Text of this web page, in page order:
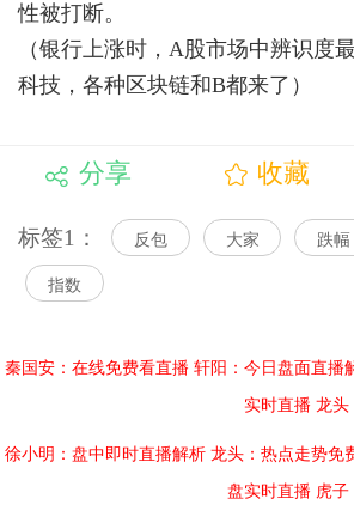
性被打断。
（银行上涨时，A股市场中辨识度
科技，各种区块链和B都来了）
分享 收藏
标签1： 反包 大家 跌幅
指数
秦国安：在线免费看直播 轩阳：今日盘面直播
实时直播 龙头
徐小明：盘中即时直播解析 龙头：热点走势免
盘实时直播 虎